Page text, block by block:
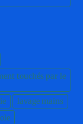
touchés par le
lavage mains